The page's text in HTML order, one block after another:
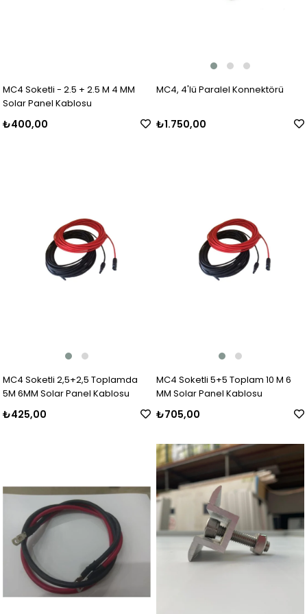
MC4 Soketli - 2.5 + 2.5 M 4 MM
Solar Panel Kablosu
₺400,00
MC4, 4'lü Paralel Konnektörü
₺1.750,00
MC4 Soketli 2,5+2,5 Toplamda
5M 6MM Solar Panel Kablosu
₺425,00
MC4 Soketli 5+5 Toplam 10 M 6
MM Solar Panel Kablosu
₺705,00